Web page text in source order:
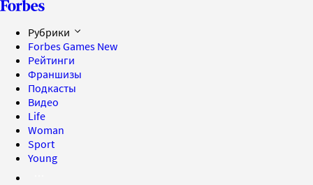
Рубрики
Forbes Games New
Рейтинги
Франшизы
Подкасты
Видео
Life
Woman
Sport
Young